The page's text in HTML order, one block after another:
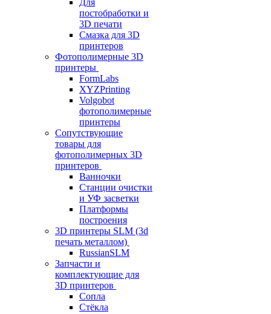
Для
постобработки и
3D печати
Смазка для 3D
принтеров
Фотополимерные 3D
принтеры
FormLabs
XYZPrinting
Volgobot
фотополимерные
принтеры
Сопутствующие
товары для
фотополимерных 3D
принтеров
Ванночки
Станции очистки
и УФ засветки
Платформы
построения
3D принтеры SLM (3d
печать металлом)
RussianSLM
Запчасти и
комплектующие для
3D принтеров
Сопла
Cтёкла